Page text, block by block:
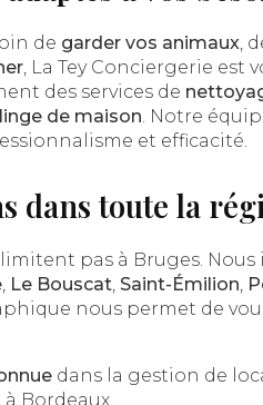
de garder vos animaux,
, La Tey Conciergerie est
des services de
de maison. Notre
et efficacité.
dans toute la
limitent pas à Bruges.
, Le Bouscat, Saint-Émilion,
nous permet de
dans la gestion de
Bordeaux.